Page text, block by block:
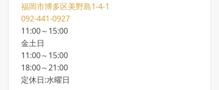
福岡市博多区美野島1-4-1
092-441-0927
11:00～15:00
金土日
11:00～15:00
18:00～21:00
定休日:水曜日